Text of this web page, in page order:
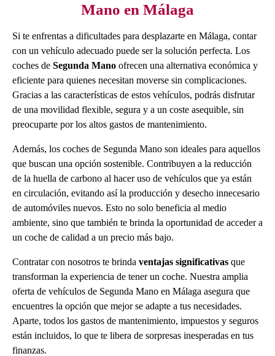
Mano en Málaga
Si te enfrentas a dificultades para desplazarte en Málaga, contar
con un vehículo adecuado puede ser la solución perfecta. Los
coches de Segunda Mano ofrecen una alternativa económica y
eficiente para quienes necesitan moverse sin complicaciones.
Gracias a las características de estos vehículos, podrás disfrutar
de una movilidad flexible, segura y a un coste asequible, sin
preocuparte por los altos gastos de mantenimiento.
Además, los coches de Segunda Mano son ideales para aquellos
que buscan una opción sostenible. Contribuyen a la reducción
de la huella de carbono al hacer uso de vehículos que ya están
en circulación, evitando así la producción y desecho innecesario
de automóviles nuevos. Esto no solo beneficia al medio
ambiente, sino que también te brinda la oportunidad de acceder a
un coche de calidad a un precio más bajo.
Contratar con nosotros te brinda ventajas significativas que
transforman la experiencia de tener un coche. Nuestra amplia
oferta de vehículos de Segunda Mano en Málaga asegura que
encuentres la opción que mejor se adapte a tus necesidades.
Aparte, todos los gastos de mantenimiento, impuestos y seguros
están incluidos, lo que te libera de sorpresas inesperadas en tus
finanzas.